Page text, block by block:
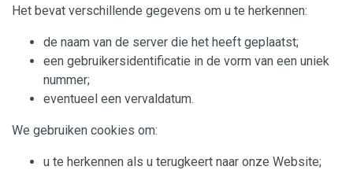
Het bevat verschillende gegevens om u te herkennen:
de naam van de server die het heeft geplaatst;
een gebruikersidentificatie in de vorm van een uniek
nummer;
eventueel een vervaldatum.
We gebruiken cookies om:
u te herkennen als u terugkeert naar onze Website;